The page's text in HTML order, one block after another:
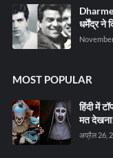
धर्मेंद्र ने
MOST POPULAR
हिंदी में
मत
अप्रैल 26,